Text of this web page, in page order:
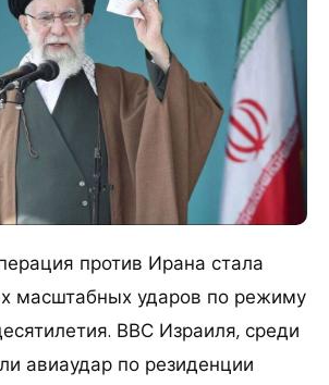
против Ирана стала
масштабных ударов по режиму
ВВС Израиля, среди
авиаудар по резиденции